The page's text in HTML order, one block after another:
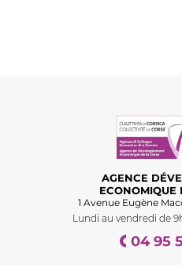
AGENCE
ECONOMIQUE
1 Avenue Eugène
Lundi au vendredi de
04 95